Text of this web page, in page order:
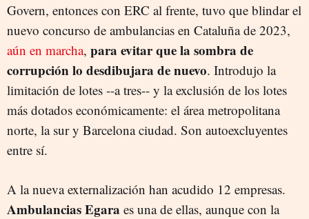
Govern, entonces con ERC al frente, tuvo que blindar el
nuevo concurso de ambulancias en Cataluña de 2023,
aún en marcha, para evitar que la sombra de
corrupción lo desdibujara de nuevo. Introdujo la
limitación de lotes --a tres-- y la exclusión de los lotes
más dotados económicamente: el área metropolitana
norte, la sur y Barcelona ciudad. Son autoexcluyentes
entre sí.
A la nueva externalización han acudido 12 empresas.
Ambulancias Egara es una de ellas, aunque con la